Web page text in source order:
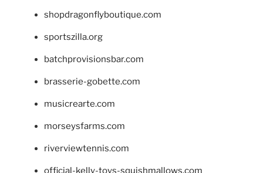
shopdragonflyboutique.com
sportszilla.org
batchprovisionsbar.com
brasserie-gobette.com
musicrearte.com
morseysfarms.com
riverviewtennis.com
official-kelly-toys-squishmallows.com